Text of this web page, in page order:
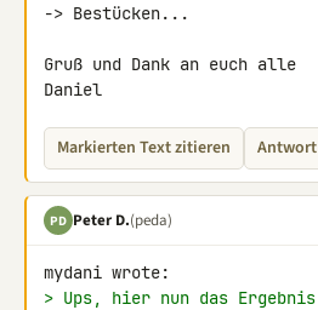
-> Bestücken...
Gruß und Dank an euch alle
Daniel
Markierten Text zitieren Antwort
PD Peter D.(peda)
> Ups, hier nun das Ergebnis